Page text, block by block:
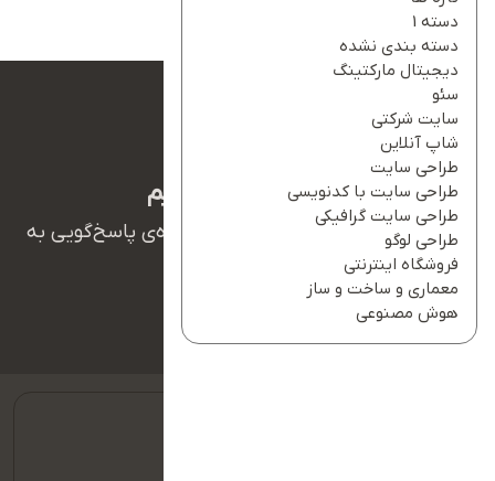
دسته 1
دسته بندی نشده
دیجیتال مارکتینگ
سئو
سایت شرکتی
شاپ آنلاین
طراحی سایت
طراحی سایت با کدنویسی
طراحی سایت گرافیکی
طراحی لوگو
فروشگاه اینترنتی
معماری و ساخت و ساز
هوش مصنوعی
ما بهت کمک میکنیم
همکاران ما در تیم پشتیبانی آریانو آماده‌ی پاسخ‌گویی به